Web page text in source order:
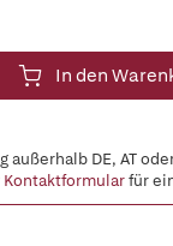
In den
außerhalb DE, AT
Kontaktformularfür